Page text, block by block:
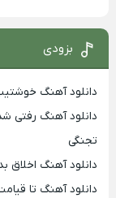
بزودی
دانلود آهنگ
دانلود آهنگ رفتی
تجنگی
دانلود آهنگ اخلاق
دانلود آهنگ تا